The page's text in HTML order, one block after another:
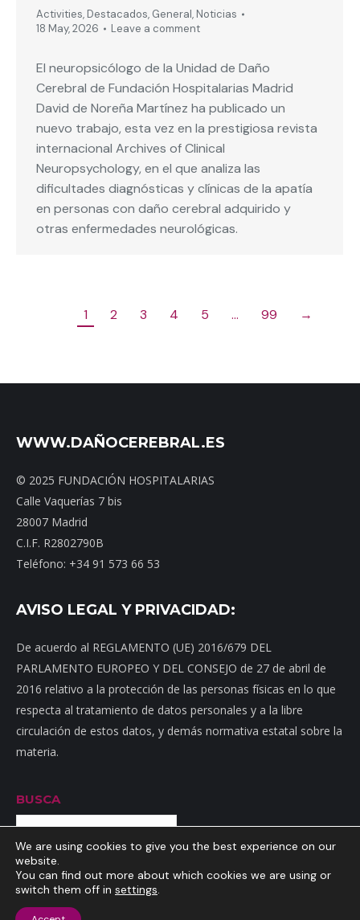
Activities, Destacados, General, Noticias
18 May, 2026
Leave a comment
El neuropsicólogo de la Unidad de Daño
Cerebral de Fundación Hospitalarias Madrid
David de Noreña Martínez ha publicado un
nuevo trabajo, esta vez en la prestigiosa revista
internacional Archives of Clinical
Neuropsychology, en el que analiza las
dificultades diagnósticas y clínicas de la apatía
en personas con daño cerebral adquirido y
otras enfermedades neurológicas.
1 2 3 4 5 … 99 →
WWW.DAÑOCEREBRAL.ES
© 2025 FUNDACIÓN HOSPITALARIAS
Calle Vaquerías 7 bis
28007 Madrid
C.I.F. R2802790B
Teléfono: +34 91 573 66 53
AVISO LEGAL Y PRIVACIDAD:
De acuerdo al REGLAMENTO (UE) 2016/679 DEL
PARLAMENTO EUROPEO Y DEL CONSEJO de 27 de abril de
2016 relativo a la protección de las personas físicas en lo que
respecta al tratamiento de datos personales y a la libre
circulación de estos datos, y demás normativa estatal sobre la
materia.
BUSCA
Buscar
Inicio Mapa web
We are using cookies to give you the best experience on our
website.
You can find out more about which cookies we are using or
switch them off in settings.